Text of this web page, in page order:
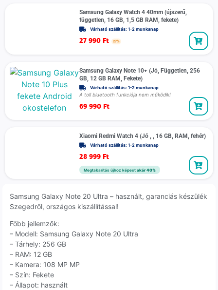
Samsung Galaxy Watch 4 40mm (újszerű,
független, 16 GB, 1,5 GB RAM, fekete)
Várható szállítás: 1-2 munkanap
27 990 Ft 27%
Samsung Galaxy Note 10+ (Jó, Független, 256
GB, 12 GB RAM, Fekete)
Várható szállítás: 1-2 munkanap
A toll bluetooth funkciója nem működik!
69 990 Ft
Xiaomi Redmi Watch 4 (Jó , , 16 GB, RAM, fehér)
Várható szállítás: 1-2 munkanap
28 999 Ft
Megtakarítás újhoz képest akár 40%
Samsung Galaxy Note 20 Ultra – használt, garanciás készülék
Szegedről, országos kiszállítással!
Főbb jellemzők:
– Modell: Samsung Galaxy Note 20 Ultra
– Tárhely: 256 GB
– RAM: 12 GB
– Kamera: 108 MP MP
– Szín: Fekete
– Állapot: használt